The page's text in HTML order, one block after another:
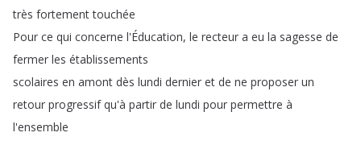
très fortement touchée
Pour ce qui concerne l'Éducation, le recteur a eu la sagesse de
fermer les établissements
scolaires en amont dès lundi dernier et de ne proposer un
retour progressif qu'à partir de lundi pour permettre à
l'ensemble